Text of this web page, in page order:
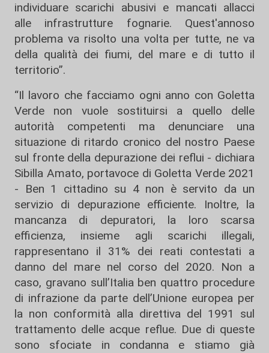
individuare scarichi abusivi e mancati allacci
alle infrastrutture fognarie. Quest'annoso
problema va risolto una volta per tutte, ne va
della qualità dei fiumi, del mare e di tutto il
territorio”.
“Il lavoro che facciamo ogni anno con Goletta
Verde non vuole sostituirsi a quello delle
autorità competenti ma denunciare una
situazione di ritardo cronico del nostro Paese
sul fronte della depurazione dei reflui - dichiara
Sibilla Amato, portavoce di Goletta Verde 2021
- Ben 1 cittadino su 4 non è servito da un
servizio di depurazione efficiente. Inoltre, la
mancanza di depuratori, la loro scarsa
efficienza, insieme agli scarichi illegali,
rappresentano il 31% dei reati contestati a
danno del mare nel corso del 2020. Non a
caso, gravano sull’Italia ben quattro procedure
di infrazione da parte dell’Unione europea per
la non conformità alla direttiva del 1991 sul
trattamento delle acque reflue. Due di queste
sono sfociate in condanna e stiamo già